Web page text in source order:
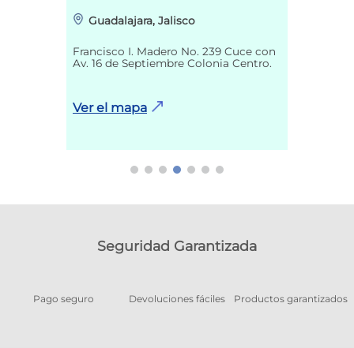
Guadalajara, Jalisco
Francisco I. Madero No. 239 Cuce con
Av. 16 de Septiembre Colonia Centro.
Ver el mapa
Seguridad Garantizada
Pago seguro Devoluciones fáciles Productos garantizados